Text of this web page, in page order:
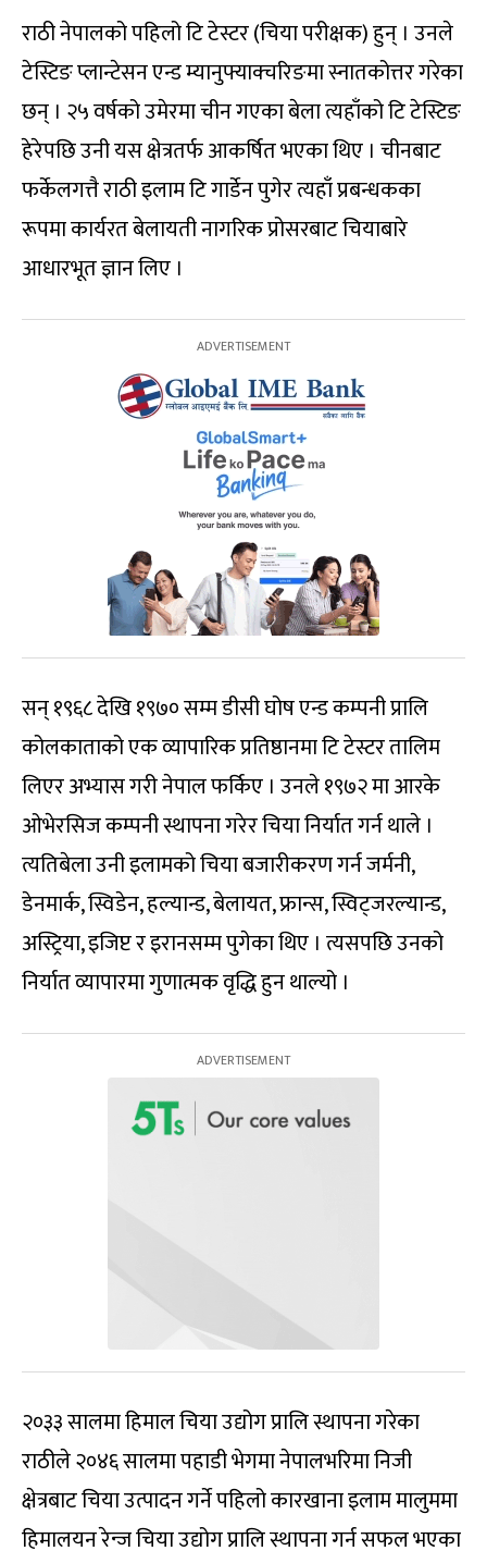
राठी नेपालको पहिलो टि टेस्टर (चिया परीक्षक) हुन् । उनले
टेस्टिङ प्लान्टेसन एन्ड म्यानुफ्याक्चरिङमा स्नातकोत्तर गरेका
छन् । २५ वर्षको उमेरमा चीन गएका बेला त्यहाँको टि टेस्टिङ
हेरेपछि उनी यस क्षेत्रतर्फ आकर्षित भएका थिए । चीनबाट
फर्केलगत्तै राठी इलाम टि गार्डेन पुगेर त्यहाँ प्रबन्धकका
रूपमा कार्यरत बेलायती नागरिक प्रोसरबाट चियाबारे
आधारभूत ज्ञान लिए ।
सन् १९६८ देखि १९७० सम्म डीसी घोष एन्ड कम्पनी प्रालि
कोलकाताको एक व्यापारिक प्रतिष्ठानमा टि टेस्टर तालिम
लिएर अभ्यास गरी नेपाल फर्किए । उनले १९७२ मा आरके
ओभेरसिज कम्पनी स्थापना गरेर चिया निर्यात गर्न थाले ।
त्यतिबेला उनी इलामको चिया बजारीकरण गर्न जर्मनी,
डेनमार्क, स्विडेन, हल्यान्ड, बेलायत, फ्रान्स, स्विट्जरल्यान्ड,
अस्ट्रिया, इजिप्ट र इरानसम्म पुगेका थिए । त्यसपछि उनको
निर्यात व्यापारमा गुणात्मक वृद्धि हुन थाल्यो ।
२०३३ सालमा हिमाल चिया उद्योग प्रालि स्थापना गरेका
राठीले २०४६ सालमा पहाडी भेगमा नेपालभरिमा निजी
क्षेत्रबाट चिया उत्पादन गर्ने पहिलो कारखाना इलाम मालुममा
हिमालयन रेन्ज चिया उद्योग प्रालि स्थापना गर्न सफल भएका